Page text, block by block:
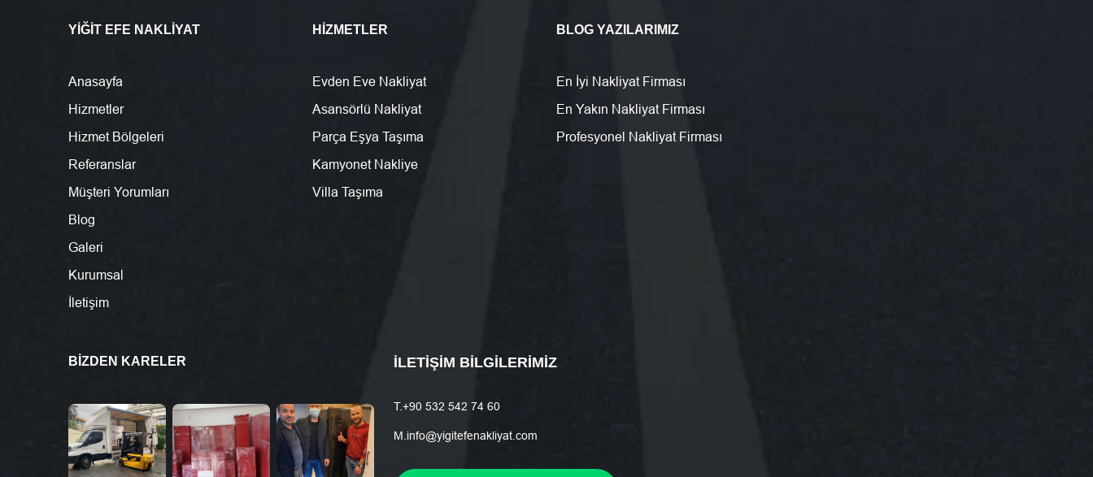
YIĞIT EFE NAKLIYAT
Anasayfa
Hizmetler
Hizmet Bölgeleri
Referanslar
Müşteri Yorumları
Blog
Galeri
Kurumsal
İletişim
HIZMETLER
Evden Eve Nakliyat
Asansörlü Nakliyat
Parça Eşya Taşıma
Kamyonet Nakliye
Villa Taşıma
BLOG YAZILARIMIZ
En İyi Nakliyat Firması
En Yakın Nakliyat Firması
Profesyonel Nakliyat Firması
BIZDEN KARELER İLETIŞIM BILGILERIMIZ
T.+90 532 542 74 60
M. info@yigitefenakliyat.com